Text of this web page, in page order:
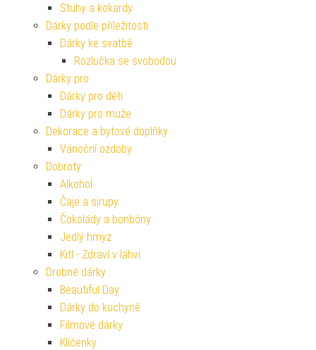
Stuhy a kokardy
Dárky podle příležitosti
Dárky ke svatbě
Rozlučka se svobodou
Dárky pro
Dárky pro děti
Dárky pro muže
Dekorace a bytové doplňky
Vánoční ozdoby
Dobroty
Alkohol
Čaje a sirupy
Čokolády a bonbóny
Jedlý hmyz
Kitl - Zdraví v láhvi
Drobné dárky
Beautiful Day
Dárky do kuchyně
Filmové dárky
Klíčenky